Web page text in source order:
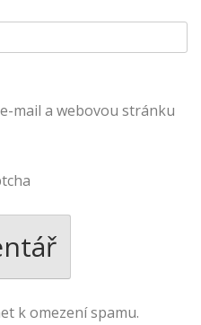
mail a webovou stránku
k omezení spamu.